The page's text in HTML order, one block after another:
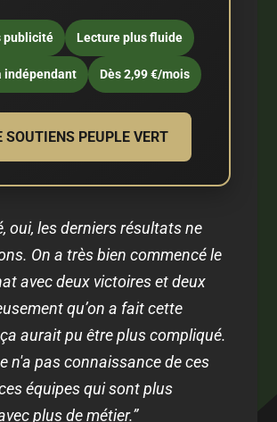
publicité Lecture plus fluide
indépendant Dès 2,99 €/mois
SOUTIENS PEUPLE VERT
oui, les derniers résultats ne
On a très bien commencé le
avec deux victoires et deux
qu’on a fait cette
aurait pu être plus compliqué.
n'a pas connaissance de ces
équipes qui sont plus
plus de métier.”